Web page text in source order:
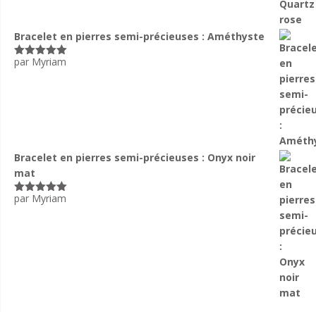
Bracelet en pierres semi-précieuses : Améthyste
Note5sur
par Myriam
Bracelet en pierres semi-précieuses : Onyx noir
mat
Note5sur
par Myriam